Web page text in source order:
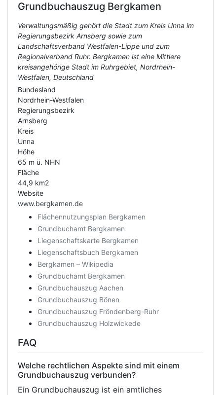
Grundbuchauszug Bergkamen
Verwaltungsmäßig gehört die Stadt zum Kreis Unna im
Regierungsbezirk Arnsberg sowie zum
Landschaftsverband Westfalen-Lippe und zum
Regionalverband Ruhr. Bergkamen ist eine Mittlere
kreisangehörige Stadt im Ruhrgebiet, Nordrhein-
Westfalen, Deutschland
Bundesland
Nordrhein-Westfalen
Regierungsbezirk
Arnsberg
Kreis
Unna
Höhe
65 m ü. NHN
Fläche
44,9 km2
Website
www.bergkamen.de
Flächennutzungsplan Bergkamen
Grundbuchamt Bergkamen
Liegenschaftskarte Bergkamen
Liegenschaftsbuch Bergkamen
Bergkamen – Wikipedia
Grundbuchamt Bergkamen
Grundbuchauszug Aachen
Grundbuchauszug Bönen
Grundbuchauszug Fröndenberg-Ruhr
Grundbuchauszug Holzwickede
FAQ
Welche rechtlichen Aspekte sind mit einem
Grundbuchauszug verbunden?
Ein Grundbuchauszug ist ein amtliches